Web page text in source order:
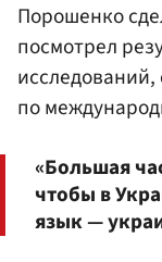
Порошенко
посмотрел
исследований,
по
«Большая
чтобы в
язык —